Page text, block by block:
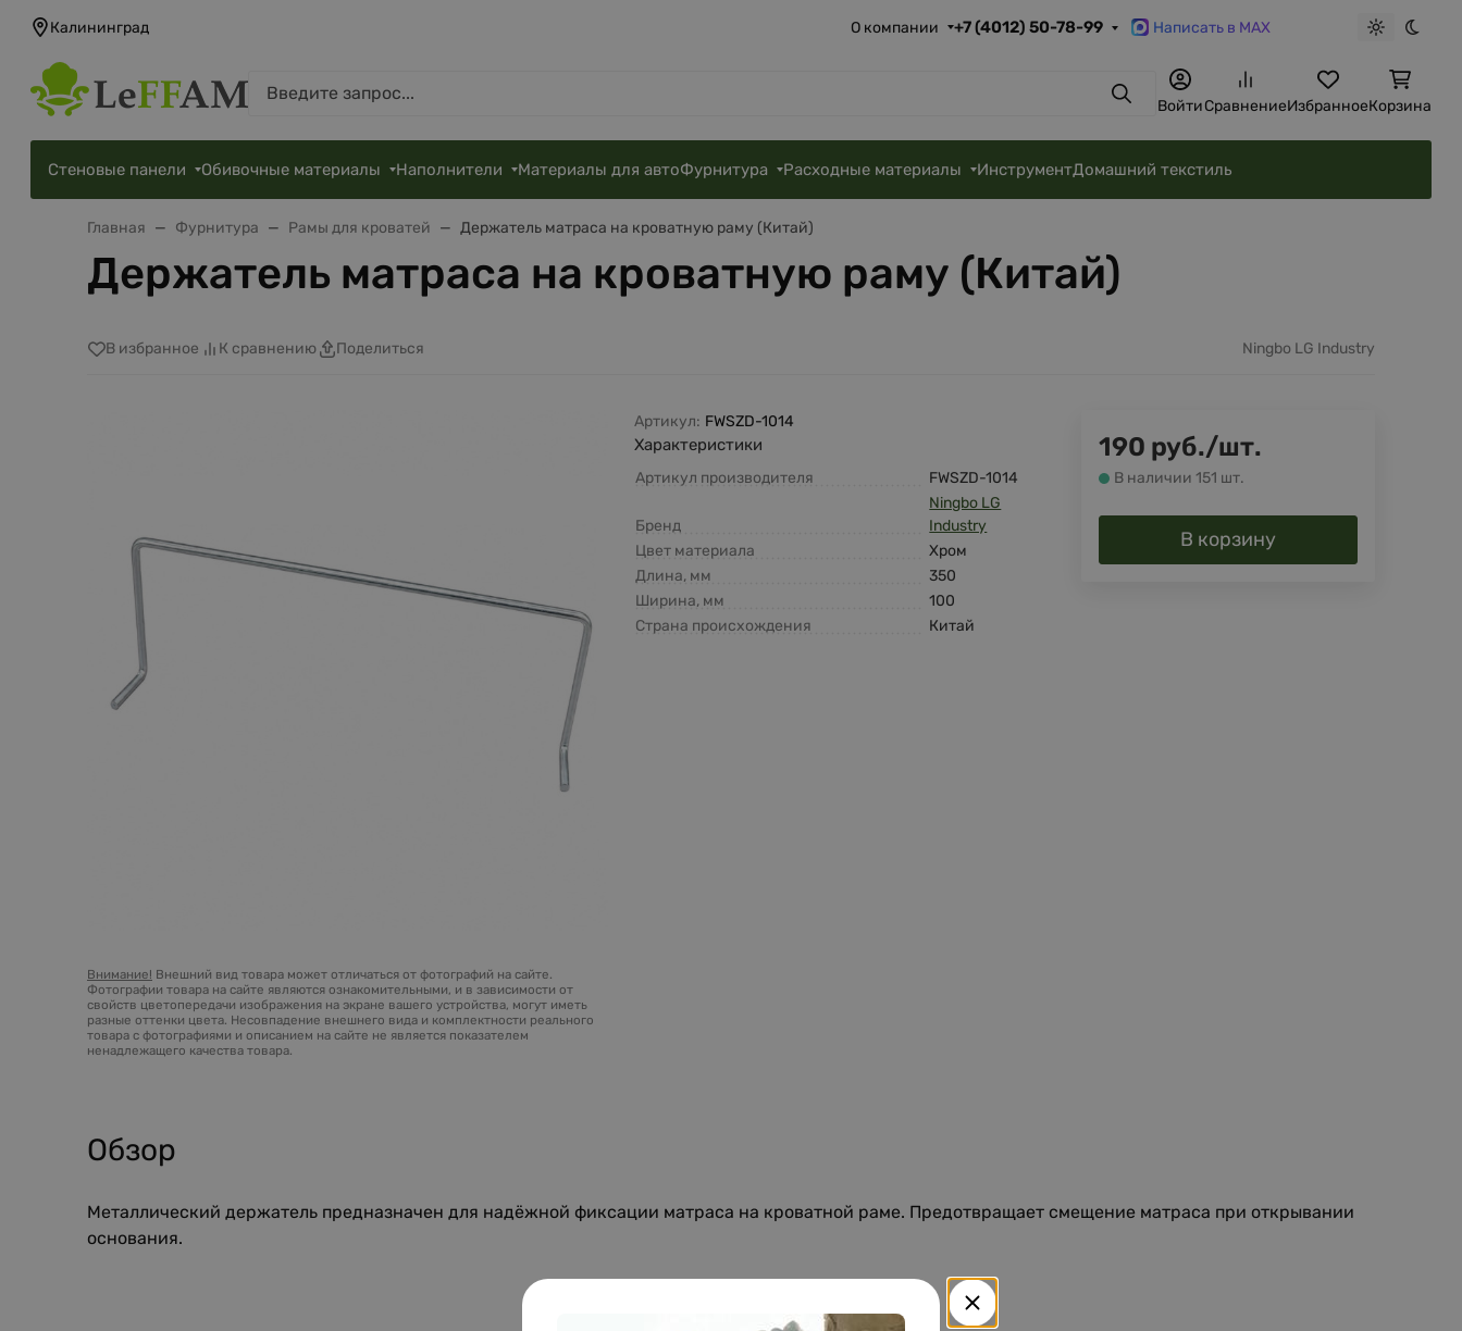
Калининград О компании +7 (4012) 50-78-99 Написать в MAX
Светлая
ПоискВойтиСравнениеИзбранноеКорзина
Стеновые панели Обивочные материалы Наполнители Материалы для автоФурнитура Расходные материалы ИнструментДомашний текстиль
Главная Фурнитура Рамы для кроватей Держатель матраса на кроватную раму (Китай)
Держатель матраса на кроватную раму (Китай)
В избранное К сравнению Поделиться Ningbo LG Industry
Внимание! Внешний вид товара может отличаться от фотографий на сайте.
Фотографии товара на сайте являются ознакомительными, и в зависимости от
свойств цветопередачи изображения на экране вашего устройства, могут иметь
разные оттенки цвета. Несовпадение внешнего вида и комплектности реального
товара с фотографиями и описанием на сайте не является показателем
ненадлежащего качества товара.
Артикул: FWSZD-1014
Характеристики
Артикул производителя FWSZD-1014
Бренд
Ningbo LG
Industry
Цвет материала
Хром
Длина, мм
350
Ширина, мм
100
Страна происхождения
Китай
190 руб./шт.
В наличии 151 шт.
В корзину
Обзор
Металлический держатель предназначен для надёжной фиксации матраса на кроватной раме. Предотвращает смещение матраса при открывании
основания.